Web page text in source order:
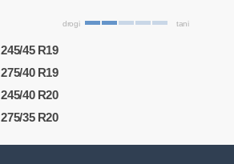
drogi tani
245/45 R19
275/40 R19
245/40 R20
275/35 R20